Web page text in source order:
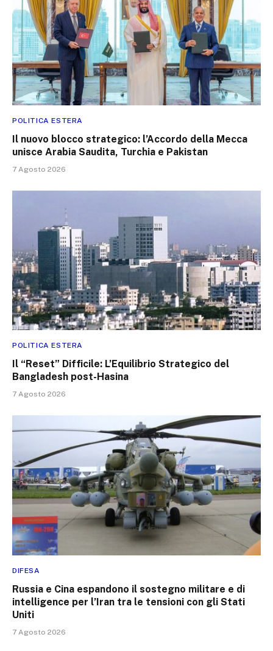
POLITICA ESTERA
Il nuovo blocco strategico: l’Accordo della Mecca
unisce Arabia Saudita, Turchia e Pakistan
7 Agosto 2026
POLITICA ESTERA
Il “Reset” Difficile: L’Equilibrio Strategico del
Bangladesh post-Hasina
7 Agosto 2026
DIFESA
Russia e Cina espandono il sostegno militare e di
intelligence per l’Iran tra le tensioni con gli Stati
Uniti
7 Agosto 2026